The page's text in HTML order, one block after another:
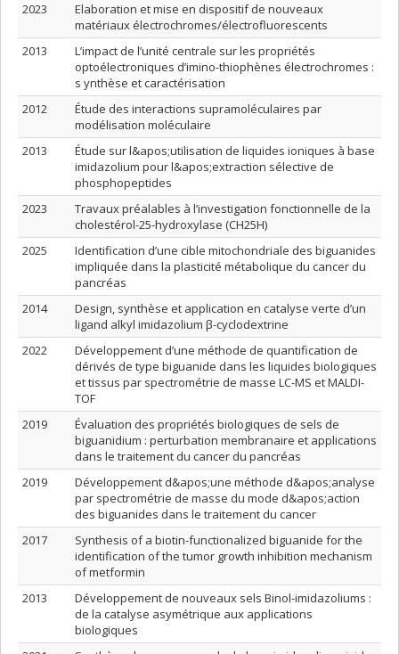
2023
Elaboration et mise en dispositif de nouveaux
matériaux électrochromes/électrofluorescents
2013
L’impact de l’unité centrale sur les propriétés
optoélectroniques d’imino-thiophènes électrochromes :
s ynthèse et caractérisation
2012
Étude des interactions supramoléculaires par
modélisation moléculaire
2013
Étude sur l&apos;utilisation de liquides ioniques à base
imidazolium pour l&apos;extraction sélective de
phosphopeptides
2023
Travaux préalables à l’investigation fonctionnelle de la
cholestérol-25-hydroxylase (CH25H)
2025
Identification d’une cible mitochondriale des biguanides
impliquée dans la plasticité métabolique du cancer du
pancréas
2014
Design, synthèse et application en catalyse verte d’un
ligand alkyl imidazolium β-cyclodextrine
2022
Développement d’une méthode de quantification de
dérivés de type biguanide dans les liquides biologiques
et tissus par spectrométrie de masse LC-MS et MALDI-
TOF
2019
Évaluation des propriétés biologiques de sels de
biguanidium : perturbation membranaire et applications
dans le traitement du cancer du pancréas
2019
Développement d&apos;une méthode d&apos;analyse
par spectrométrie de masse du mode d&apos;action
des biguanides dans le traitement du cancer
2017
Synthesis of a biotin-functionalized biguanide for the
identification of the tumor growth inhibition mechanism
of metformin
2013
Développement de nouveaux sels Binol-imidazoliums :
de la catalyse asymétrique aux applications
biologiques